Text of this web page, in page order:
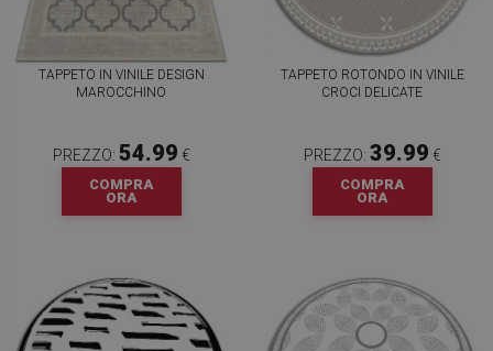
TAPPETO IN VINILE DESIGN
MAROCCHINO
PREZZO: 54.99 €
COMPRA
ORA
TAPPETO ROTONDO IN VINILE
CROCI DELICATE
PREZZO: 39.99 €
COMPRA
ORA